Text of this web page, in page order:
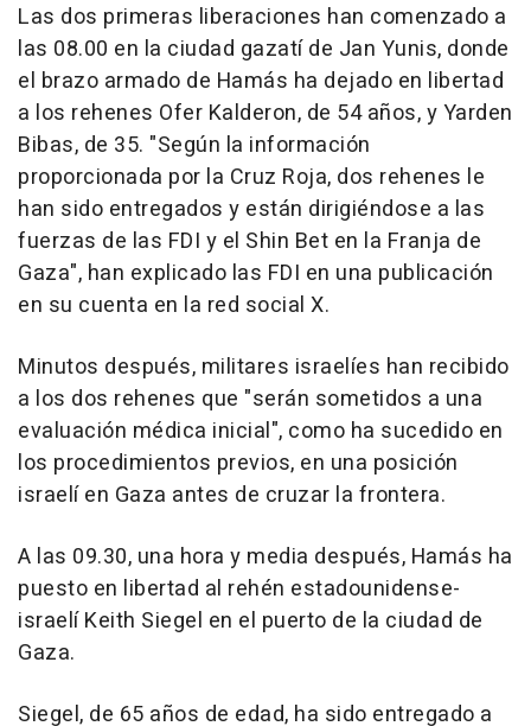
Las dos primeras liberaciones han comenzado a
las 08.00 en la ciudad gazatí de Jan Yunis, donde
el brazo armado de Hamás ha dejado en libertad
a los rehenes Ofer Kalderon, de 54 años, y Yarden
Bibas, de 35. "Según la información
proporcionada por la Cruz Roja, dos rehenes le
han sido entregados y están dirigiéndose a las
fuerzas de las FDI y el Shin Bet en la Franja de
Gaza", han explicado las FDI en una publicación
en su cuenta en la red social X.
Minutos después, militares israelíes han recibido
a los dos rehenes que "serán sometidos a una
evaluación médica inicial", como ha sucedido en
los procedimientos previos, en una posición
israelí en Gaza antes de cruzar la frontera.
A las 09.30, una hora y media después, Hamás ha
puesto en libertad al rehén estadounidense-
israelí Keith Siegel en el puerto de la ciudad de
Gaza.
Siegel, de 65 años de edad, ha sido entregado a